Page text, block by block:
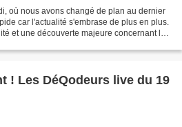
où nous avons changé de plan au dernier
car l'actualité s'embrase de plus en plus.
et une découverte majeure concernant les
! Les DéQodeurs live du 19